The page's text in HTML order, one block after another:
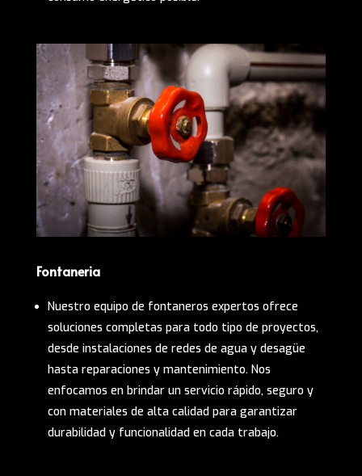
Fontaneria
Nuestro equipo de fontaneros expertos ofrece
soluciones completas para todo tipo de proyectos,
desde instalaciones de redes de agua y desagüe
hasta reparaciones y mantenimiento. Nos
enfocamos en brindar un servicio rápido, seguro y
con materiales de alta calidad para garantizar
durabilidad y funcionalidad en cada trabajo.